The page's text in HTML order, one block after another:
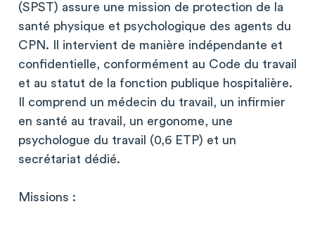
(SPST) assure une mission de protection de la
santé physique et psychologique des agents du
CPN. Il intervient de manière indépendante et
confidentielle, conformément au Code du travail
et au statut de la fonction publique hospitalière.
Il comprend un médecin du travail, un infirmier
en santé au travail, un ergonome, une
psychologue du travail (0,6 ETP) et un
secrétariat dédié.
Missions :